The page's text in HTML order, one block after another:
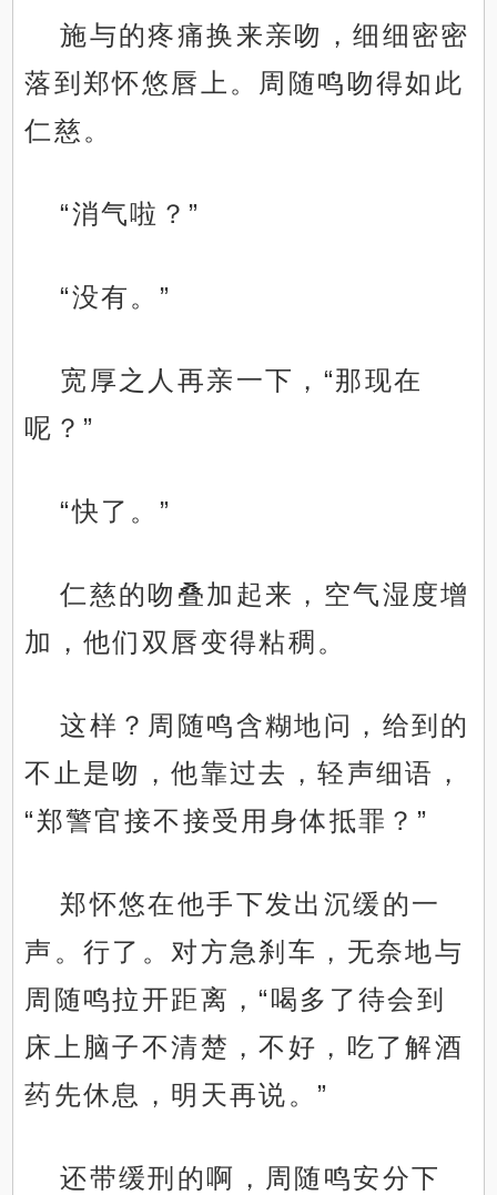
施与的疼痛换来亲吻，细细密密
落到郑怀悠唇上。周随鸣吻得如此
仁慈。
“消气啦？”
“没有。”
宽厚之人再亲一下，“那现在
呢？”
“快了。”
仁慈的吻叠加起来，空气湿度增
加，他们双唇变得粘稠。
这样？周随鸣含糊地问，给到的
不止是吻，他靠过去，轻声细语，
“郑警官接不接受用身体抵罪？”
郑怀悠在他手下发出沉缓的一
声。行了。对方急刹车，无奈地与
周随鸣拉开距离，“喝多了待会到
床上脑子不清楚，不好，吃了解酒
药先休息，明天再说。”
还带缓刑的啊，周随鸣安分下